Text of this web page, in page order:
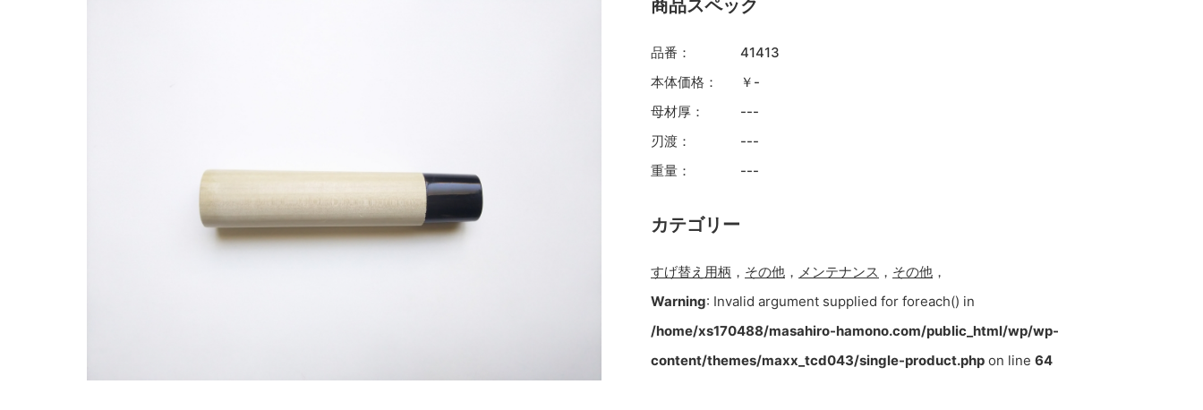
商品スペック
品番：
41413
本体価格：
￥-
母材厚：
---
刃渡：
---
重量：
---
カテゴリー
すげ替え用柄 ， その他 ， メンテナンス ， その他 ，
Warning: Invalid argument supplied for foreach() in
/home/xs170488/masahiro-hamono.com/public_html/wp/wp-
content/themes/maxx_tcd043/single-product.php on line 64